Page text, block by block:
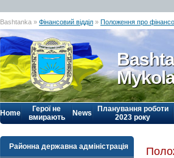
Bashtanka » Фінансовий відділ » Положення про
Home
Герої не
вмирають
News
Планування роботи
2023 року
Районна державна адміністрація